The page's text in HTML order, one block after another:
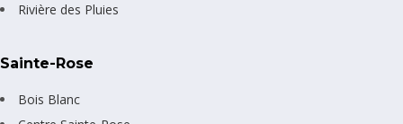
Rivière des Pluies
Sainte-Rose
Bois Blanc